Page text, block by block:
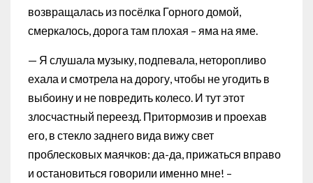
возвращалась из посёлка Горного домой,
смеркалось, дорога там плохая – яма на яме.
— Я слушала музыку, подпевала, неторопливо
ехала и смотрела на дорогу, чтобы не угодить в
выбоину и не повредить колесо. И тут этот
злосчастный переезд. Притормозив и проехав
его, в стекло заднего вида вижу свет
проблесковых маячков: да-да, прижаться вправо
и остановиться говорили именно мне! –